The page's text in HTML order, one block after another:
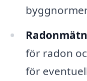
för radon
för